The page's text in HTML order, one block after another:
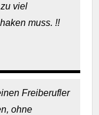
viel
muss. !!
Freiberufler
ohne